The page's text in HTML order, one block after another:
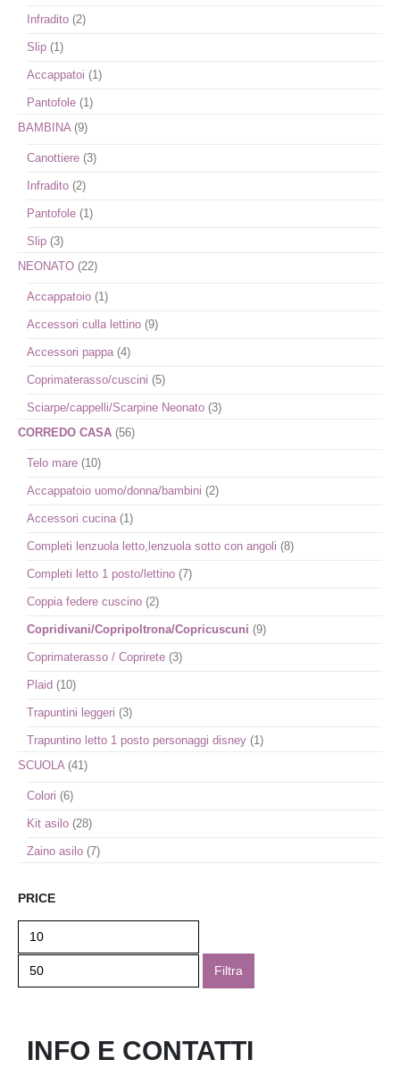
Infradito (2)
Slip (1)
Accappatoi (1)
Pantofole (1)
BAMBINA (9)
Canottiere (3)
Infradito (2)
Pantofole (1)
Slip (3)
NEONATO (22)
Accappatoio (1)
Accessori culla lettino (9)
Accessori pappa (4)
Coprimaterasso/cuscini (5)
Sciarpe/cappelli/Scarpine Neonato (3)
CORREDO CASA (56)
Telo mare (10)
Accappatoio uomo/donna/bambini (2)
Accessori cucina (1)
Completi lenzuola letto,lenzuola sotto con angoli (8)
Completi letto 1 posto/lettino (7)
Coppia federe cuscino (2)
Copridivani/Copripoltrona/Copricuscuni (9)
Coprimaterasso / Coprirete (3)
Plaid (10)
Trapuntini leggeri (3)
Trapuntino letto 1 posto personaggi disney (1)
SCUOLA (41)
Colori (6)
Kit asilo (28)
Zaino asilo (7)
PRICE
Filtra
INFO E CONTATTI